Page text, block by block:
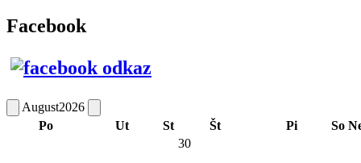
Facebook
August2026
Po
Ut St Št Pi So
30